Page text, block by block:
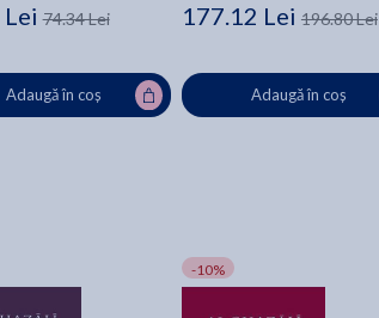
74.34 Lei
Adaugă în coș
177.12 Lei 196.80 Lei
Adaugă în coș
-10%